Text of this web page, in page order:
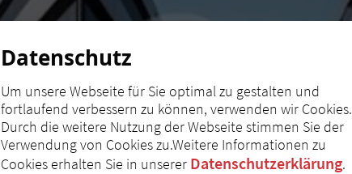
Datenschutz
Um unsere Webseite für Sie optimal zu gestalten und
fortlaufend verbessern zu können, verwenden wir Cookies.
Durch die weitere Nutzung der Webseite stimmen Sie der
Verwendung von Cookies zu.Weitere Informationen zu
Cookies erhalten Sie in unserer Datenschutzerklärung.